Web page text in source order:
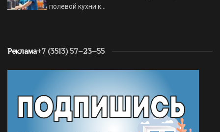
полевой кухни к…
Реклама+7 (3513) 57–23–55